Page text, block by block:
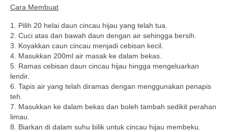
Cara Membuat
1. Pilih 20 helai daun cincau hijau yang telah tua.
2. Cuci atas dan bawah daun dengan air sehingga bersih.
3. Koyakkan caun cincau menjadi cebisan kecil.
4. Masukkan 200ml air masak ke dalam bekas.
5. Ramas cebisan daun cincau hijau hingga mengeluarkan
lendir.
6. Tapis air yang telah diramas dengan menggunakan penapis
teh.
7. Masukkan ke dalam bekas dan boleh tambah sedikit perahan
limau.
8. Biarkan di dalam suhu bilik untuk cincau hijau membeku.